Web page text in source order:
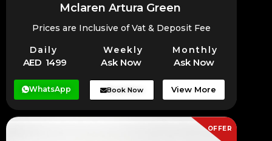
Mclaren Artura Green
Prices are Inclusive of Vat & Deposit Fee
Daily Weekly Monthly
AED 1499 Ask Now Ask Now
WhatsApp Book Now View More
OFFER